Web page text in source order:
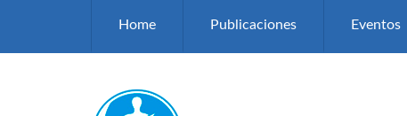
Home Publicaciones Eventos